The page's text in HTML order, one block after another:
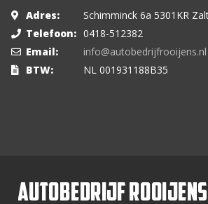
Adres:
Schimminck 6a 5301KR
Telefoon: 0418-512382
Email:
info@autobedrijfrooijens.nl
BTW:
NL 001931188B35